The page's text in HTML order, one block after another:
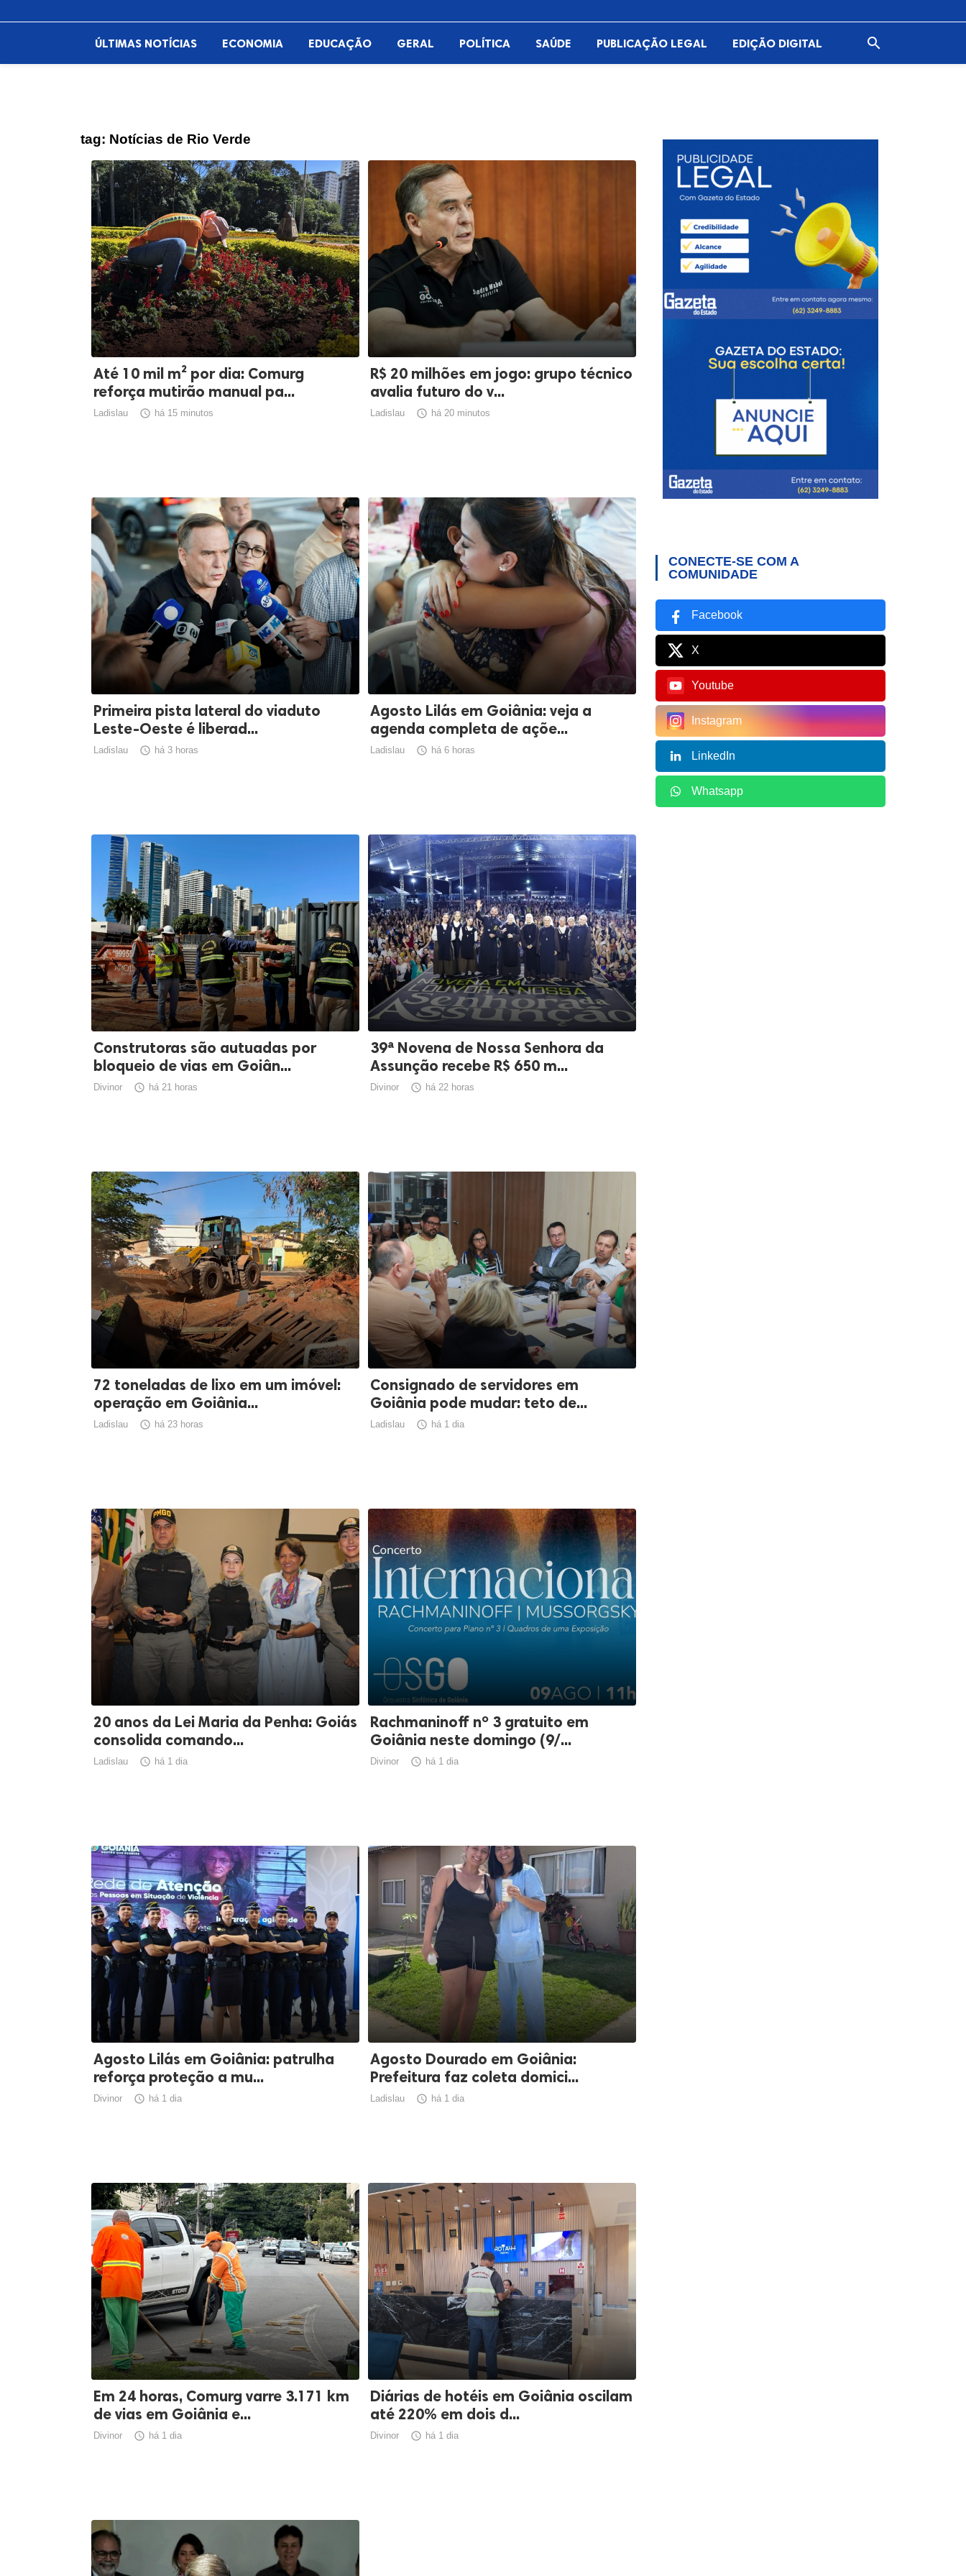
ÚLTIMAS NOTÍCIAS ECONOMIA EDUCAÇÃO GERAL POLÍTICA SAÚDE PUBLICAÇÃO LEGAL EDIÇÃO DIGITAL 
tag: Notícias de Rio Verde
Até 10 mil m² por dia: Comurg
reforça mutirão manual pa...
Ladislau  há 15 minutos
R$ 20 milhões em jogo: grupo técnico
avalia futuro do v...
Ladislau  há 20 minutos
Primeira pista lateral do viaduto
Leste-Oeste é liberad...
Ladislau  há 3 horas
Agosto Lilás em Goiânia: veja a
agenda completa de açõe...
Ladislau  há 6 horas
Construtoras são autuadas por
bloqueio de vias em Goiân...
Divinor  há 21 horas
39ª Novena de Nossa Senhora da
Assunção recebe R$ 650 m...
Divinor  há 22 horas
72 toneladas de lixo em um imóvel:
operação em Goiânia...
Ladislau  há 23 horas
Consignado de servidores em
Goiânia pode mudar: teto de...
Ladislau  há 1 dia
20 anos da Lei Maria da Penha: Goiás
consolida comando...
Ladislau  há 1 dia
Rachmaninoff nº 3 gratuito em
Goiânia neste domingo (9/...
Divinor  há 1 dia
Agosto Lilás em Goiânia: patrulha
reforça proteção a mu...
Divinor  há 1 dia
Agosto Dourado em Goiânia:
Prefeitura faz coleta domici...
Ladislau  há 1 dia
Em 24 horas, Comurg varre 3.171 km
de vias em Goiânia e...
Divinor  há 1 dia
Diárias de hotéis em Goiânia oscilam
até 220% em dois d...
Divinor  há 1 dia
CONECTE-SE COM A
COMUNIDADE
Facebook
X
Youtube
Instagram
LinkedIn
Whatsapp